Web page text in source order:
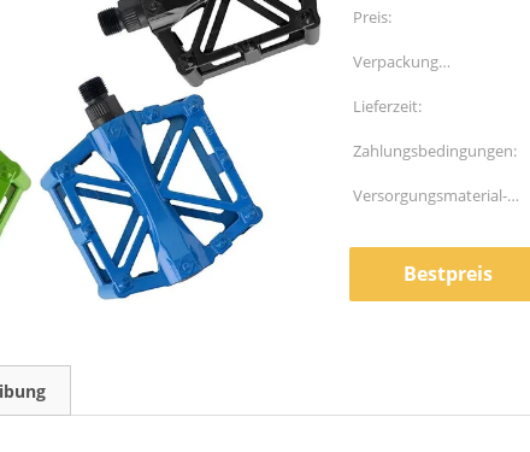
Preis:
Verpackung
Informationen:
Lieferzeit:
Zahlungsbedingungen:
Versorgungsmaterial-
Bestpreis